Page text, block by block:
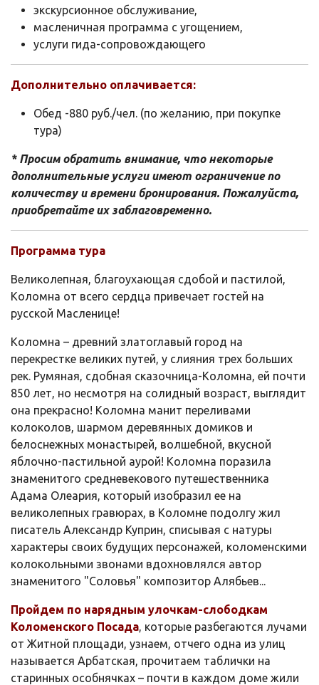
экскурсионное обслуживание,
масленичная программа с угощением,
услуги гида-сопровождающего
Дополнительно оплачивается:
Обед -880 руб./чел. (по желанию, при покупке
тура)
* Просим обратить внимание, что некоторые
дополнительные услуги имеют ограничение по
количеству и времени бронирования. Пожалуйста,
приобретайте их заблаговременно.
Программа тура
Великолепная, благоухающая сдобой и пастилой,
Коломна от всего сердца привечает гостей на
русской Масленице!
Коломна – древний златоглавый город на
перекрестке великих путей, у слияния трех больших
рек. Румяная, сдобная сказочница-Коломна, ей почти
850 лет, но несмотря на солидный возраст, выглядит
она прекрасно! Коломна манит переливами
колоколов, шармом деревянных домиков и
белоснежных монастырей, волшебной, вкусной
яблочно-пастильной аурой! Коломна поразила
знаменитого средневекового путешественника
Адама Олеария, который изобразил ее на
великолепных гравюрах, в Коломне подолгу жил
писатель Александр Куприн, списывая с натуры
характеры своих будущих персонажей, коломенскими
колокольными звонами вдохновлялся автор
знаменитого "Соловья" композитор Алябьев...
Пройдем по нарядным улочкам-слободкам
Коломенского Посада , которые разбегаются лучами
от Житной площади, узнаем, отчего одна из улиц
называется Арбатская, прочитаем таблички на
старинных особнячках – почти в каждом доме жили